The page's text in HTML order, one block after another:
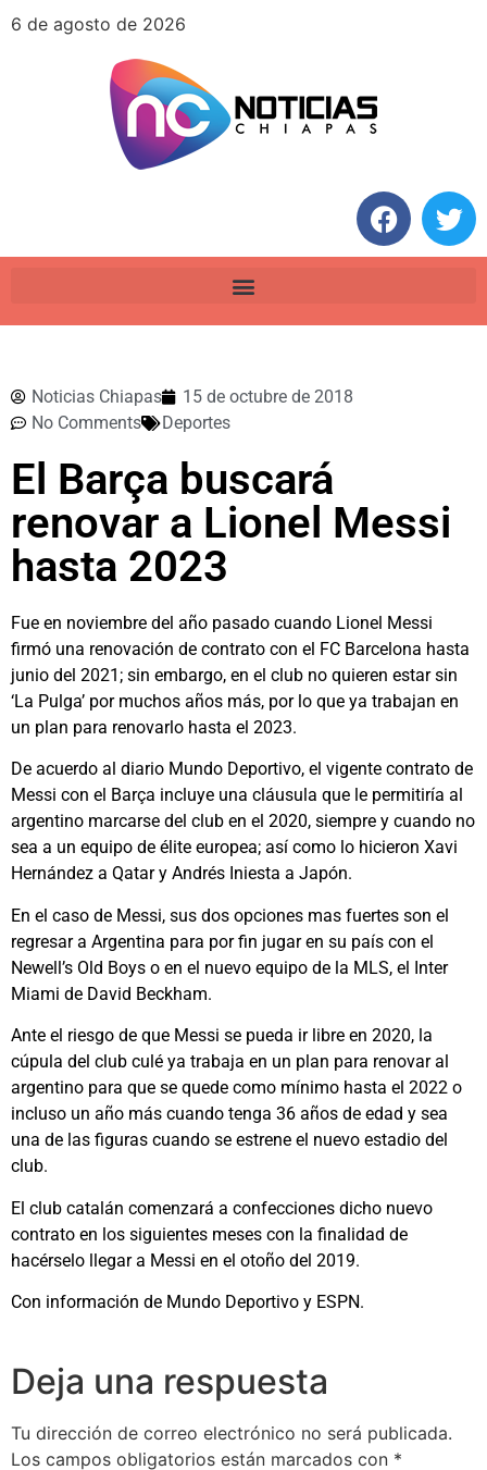
6 de agosto de 2026
Noticias Chiapas
15 de octubre de 2018
No Comments
Deportes
El Barça buscará
renovar a Lionel Messi
hasta 2023
Fue en noviembre del año pasado cuando Lionel Messi
firmó una renovación de contrato con el FC Barcelona hasta
junio del 2021; sin embargo, en el club no quieren estar sin
‘La Pulga’ por muchos años más, por lo que ya trabajan en
un plan para renovarlo hasta el 2023.
De acuerdo al diario Mundo Deportivo, el vigente contrato de
Messi con el Barça incluye una cláusula que le permitiría al
argentino marcarse del club en el 2020, siempre y cuando no
sea a un equipo de élite europea; así como lo hicieron Xavi
Hernández a Qatar y Andrés Iniesta a Japón.
En el caso de Messi, sus dos opciones mas fuertes son el
regresar a Argentina para por fin jugar en su país con el
Newell’s Old Boys o en el nuevo equipo de la MLS, el Inter
Miami de David Beckham.
Ante el riesgo de que Messi se pueda ir libre en 2020, la
cúpula del club culé ya trabaja en un plan para renovar al
argentino para que se quede como mínimo hasta el 2022 o
incluso un año más cuando tenga 36 años de edad y sea
una de las figuras cuando se estrene el nuevo estadio del
club.
El club catalán comenzará a confecciones dicho nuevo
contrato en los siguientes meses con la finalidad de
hacérselo llegar a Messi en el otoño del 2019.
Con información de Mundo Deportivo y ESPN.
Deja una respuesta
Tu dirección de correo electrónico no será publicada.
Los campos obligatorios están marcados con *